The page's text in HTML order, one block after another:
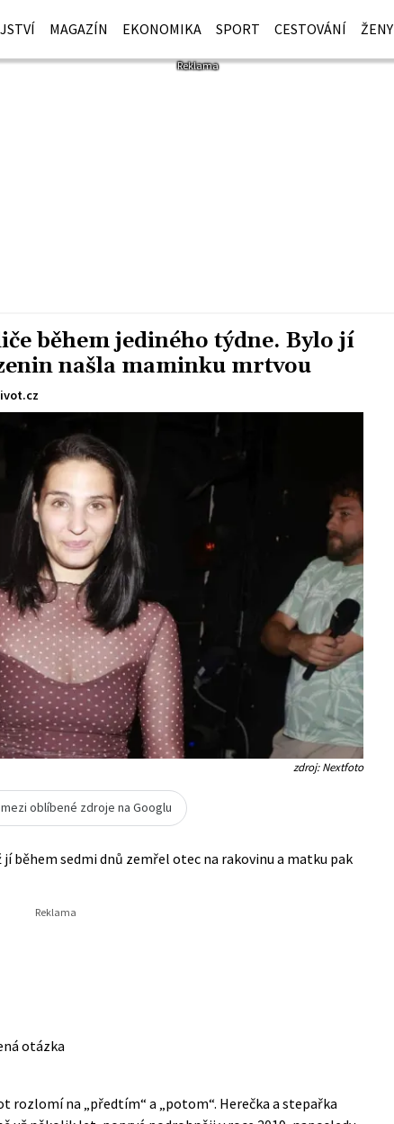
MAGAZÍN EKONOMIKA SPORT CESTOVÁNÍ ŽENY
během jediného týdne. Bylo jí
našla maminku mrtvou
zdroj: Nextfoto
oblíbené zdroje na Googlu
během sedmi dnů zemřel otec na rakovinu a matku pak
otázka
rozlomí na „předtím“ a „potom“. Herečka a stepařka